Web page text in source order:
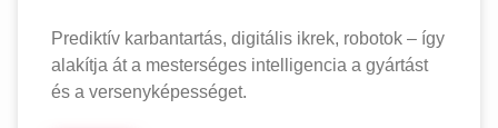
Prediktív karbantartás, digitális ikrek, robotok – így
alakítja át a mesterséges intelligencia a gyártást
és a versenyképességet.